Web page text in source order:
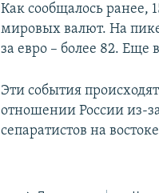
Как сообщалось ранее,
мировых валют. На пике
за евро – более 82. Еще
Эти события
отношении России из-
сепаратистов на